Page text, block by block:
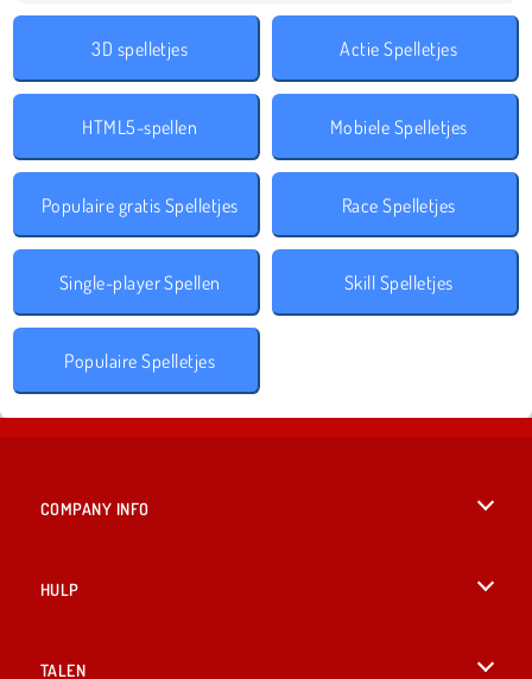
3D spelletjes Actie Spelletjes
HTML5-spellen Mobiele Spelletjes
Populaire gratis Spelletjes Race Spelletjes
Single-player Spellen Skill Spelletjes
Populaire Spelletjes
COMPANY INFO
HULP
TALEN